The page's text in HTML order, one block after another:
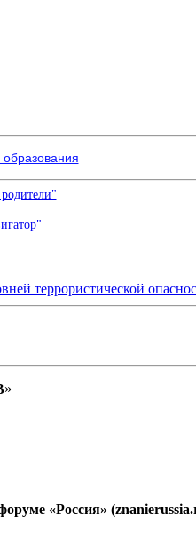
»
«Россия»